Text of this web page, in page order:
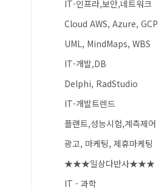
IT-인프라,보안,네트워크
Cloud AWS, Azure, GCP
UML, MindMaps, WBS
IT-개발,DB
Delphi, RadStudio
IT-개발트렌드
플랜트,성능시험,계측제어
광고, 마케팅, 제휴마케팅
★★★일상다반사★★★
IT - 과학